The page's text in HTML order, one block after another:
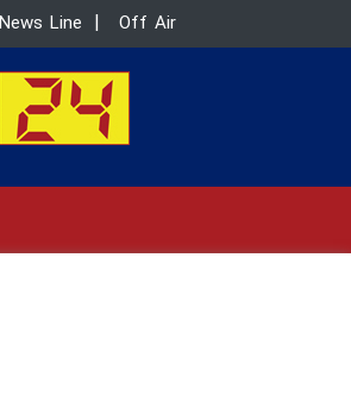
News Line Off Air